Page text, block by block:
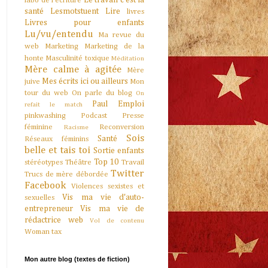
santé
Lesmotstuent Lire livres
Livres pour enfants
Lu/vu/entendu
Ma revue du
web
Marketing
Marketing de la
honte Masculinité toxique Méditation
Mère calme à agitée
Mère
juive Mes écrits ici ou ailleurs Mon
tour du web On parle du blog
On
refait le match
Paul Emploi
pinkwashing Podcast
Presse
féminine
Racisme
Reconversion
Réseaux féminins
Santé
Sois
belle et tais toi Sortie enfants
stéréotypes Théâtre Top 10 Travail
Trucs de mère débordée Twitter
Facebook
Violences sexistes et
sexuelles
Vis ma vie d'auto-
entrepreneur
Vis ma vie de
rédactrice web
Vol de contenu
Woman tax
Mon autre blog (textes de fiction)